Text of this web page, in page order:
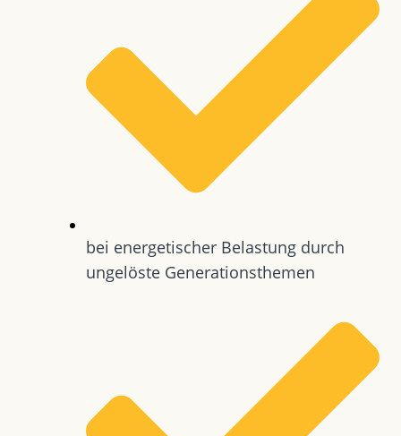
bei energetischer Belastung durch
ungelöste Generationsthemen